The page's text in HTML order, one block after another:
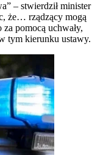
– stwierdził minister
że… rządzący mogą
pomocą uchwały,
tym kierunku ustawy.